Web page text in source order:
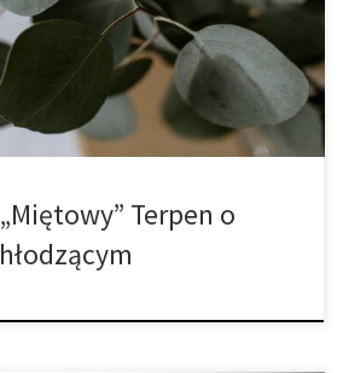
znacznie lepsze zrozumienie
i nauce. Te naturalnie pozyskiwane
i uzupełniają produkt z […]
Terpen o